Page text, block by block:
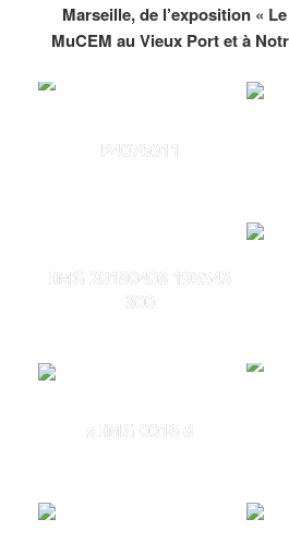
Marseille, de l’exposition «
MuCEM au Vieux Port et à
P4076011
IMG 20180408 195545
300
s IMG 0016 d